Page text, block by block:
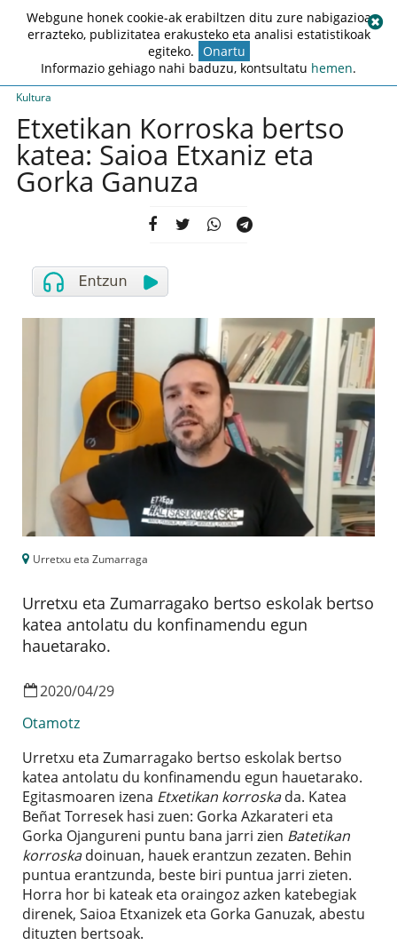
Kultura
Etxetikan Korroska bertso
katea: Saioa Etxaniz eta
Gorka Ganuza
Urretxu eta Zumarraga
Urretxu eta Zumarragako bertso eskolak bertso
katea antolatu du konfinamendu egun
hauetarako.
2020/04/29
Otamotz
Urretxu eta Zumarragako bertso eskolak bertso
katea antolatu du konfinamendu egun hauetarako.
Egitasmoaren izena Etxetikan korroskada. Katea
Beñat Torresek hasi zuen: Gorka Azkarateri eta
Gorka Ojangureni puntu bana jarri zien Batetikan
korroskadoinuan, hauek erantzun zezaten. Behin
puntua erantzunda, beste biri puntua jarri zieten.
Horra hor bi kateak eta oraingoz azken katebegiak
direnek, Saioa Etxanizek eta Gorka Ganuzak, abestu
dituzten bertsoak.
Webgune honek cookie-ak erabiltzen ditu zure nabigazioa
errazteko, publizitatea erakusteko eta analisi estatistikoak
egiteko. Onartu
Informazio gehiago nahi baduzu, kontsultatu hemen.